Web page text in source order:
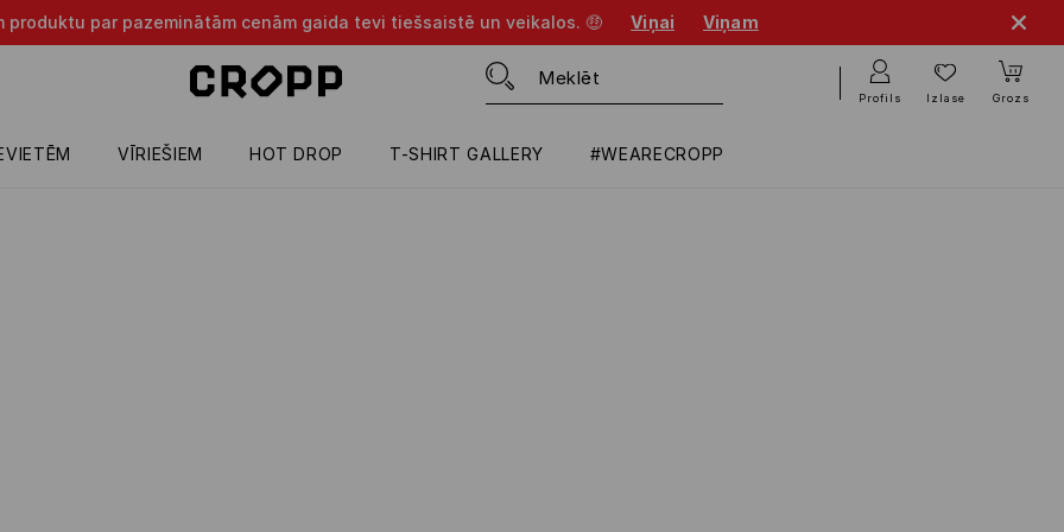
produktu par pazeminātām cenām gaida tevi tiešsaistē un veikalos. 🤑 Viņai Viņam
VĪRIEŠIEM HOT DROP T-SHIRT GALLERY #WEARECROPP
Profils Izlase Grozs